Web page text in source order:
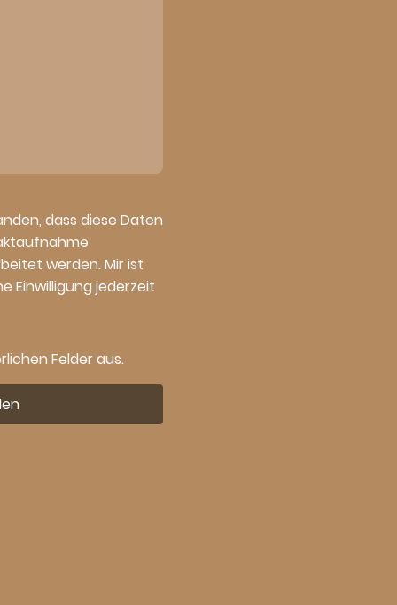
dass diese Daten
werden. Mir ist
Einwilligung jederzeit
Felder aus.